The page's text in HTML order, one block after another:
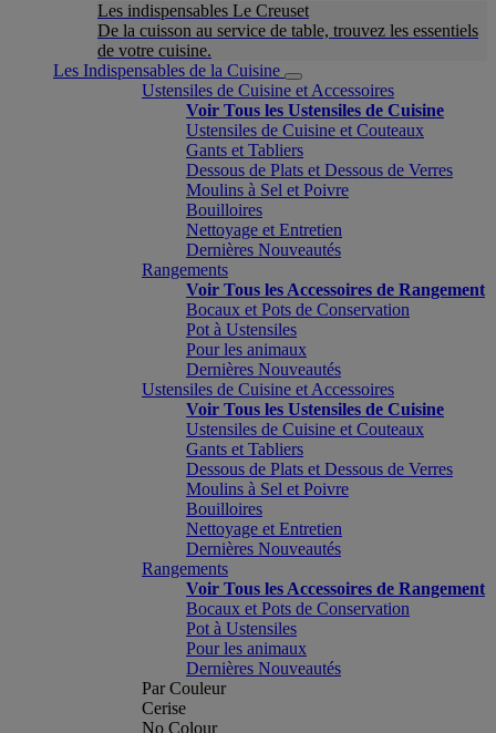
Les indispensables Le Creuset
De la cuisson au service de table, trouvez les essentiels
de votre cuisine.
Les Indispensables de la Cuisine
Ustensiles de Cuisine et Accessoires
Voir Tous les Ustensiles de Cuisine
Ustensiles de Cuisine et Couteaux
Gants et Tabliers
Dessous de Plats et Dessous de Verres
Moulins à Sel et Poivre
Bouilloires
Nettoyage et Entretien
Dernières Nouveautés
Rangements
Voir Tous les Accessoires de Rangement
Bocaux et Pots de Conservation
Pot à Ustensiles
Pour les animaux
Dernières Nouveautés
Ustensiles de Cuisine et Accessoires
Voir Tous les Ustensiles de Cuisine
Ustensiles de Cuisine et Couteaux
Gants et Tabliers
Dessous de Plats et Dessous de Verres
Moulins à Sel et Poivre
Bouilloires
Nettoyage et Entretien
Dernières Nouveautés
Rangements
Voir Tous les Accessoires de Rangement
Bocaux et Pots de Conservation
Pot à Ustensiles
Pour les animaux
Dernières Nouveautés
Par Couleur
Cerise
No Colour